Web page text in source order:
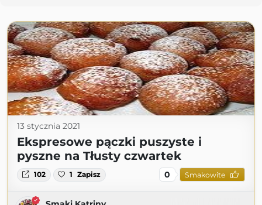
13 stycznia 2021
Ekspresowe pączki puszyste i
pyszne na Tłusty czwartek
102 1 Zapisz 0 Smakowite